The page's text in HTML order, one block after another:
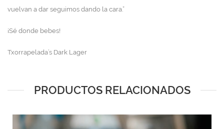
vuelvan a dar seguimos dando la cara.”
¡Sé donde bebes!
Txorrapelada’s Dark Lager
PRODUCTOS RELACIONADOS